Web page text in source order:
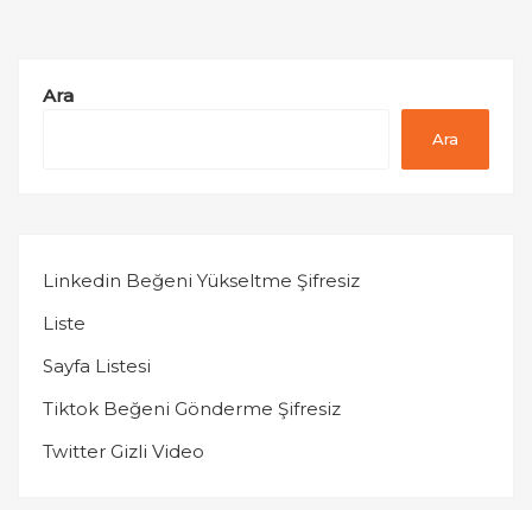
Ara
Ara
Linkedin Beğeni Yükseltme Şifresiz
Liste
Sayfa Listesi
Tiktok Beğeni Gönderme Şifresiz
Twitter Gizli Video